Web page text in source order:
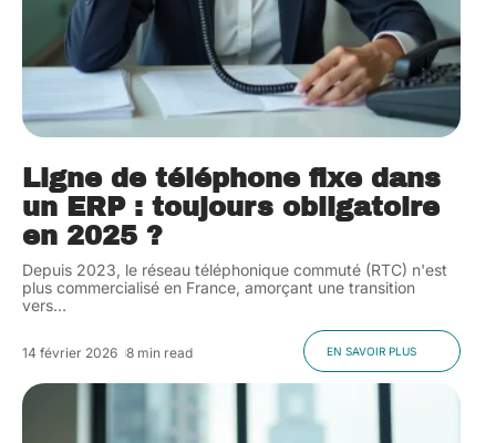
Ligne de téléphone fixe dans
un ERP : toujours obligatoire
en 2025 ?
Depuis 2023, le réseau téléphonique commuté (RTC) n'est
plus commercialisé en France, amorçant une transition
vers…
14 février 2026 8 min read EN SAVOIR PLUS